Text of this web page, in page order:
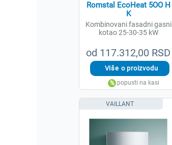
od 117.312,00 RSD
Romstal EcoHeat 5OO H
K
Kombinovani fasadni gasni
kotao 25-30-35 kW
VAILLANT